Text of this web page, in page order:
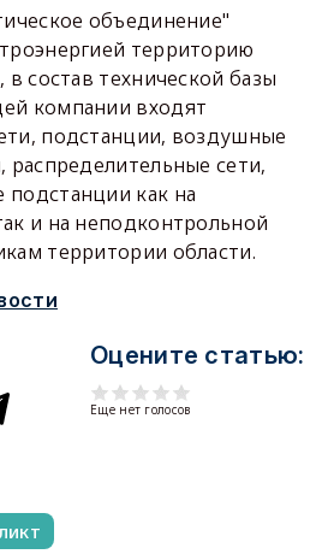
объединение"
территорию
в состав технической базы
компании входят
подстанции, воздушные
распределительные сети,
как на
и на неподконтрольной
территории области.
Оцените статью:
Еще нет голосов